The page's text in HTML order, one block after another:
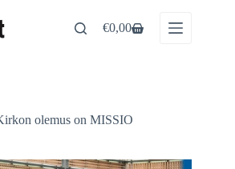
Shopping
€0,00
olemus on MISSIO